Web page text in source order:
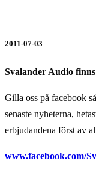
2011-07-03
Svalander Audio
Gilla oss på facebook
senaste nyheterna,
erbjudandena först av
www.facebook.com/